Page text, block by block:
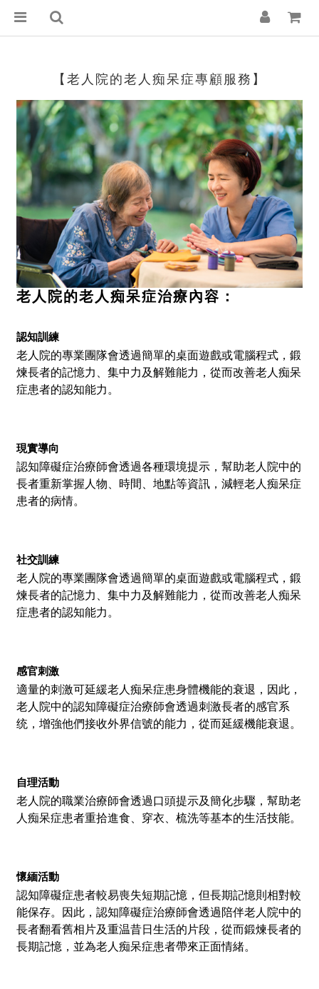
【老人院的老人痴呆症專顧服務】
老人院的老人痴呆症治療內容：
認知訓練
老人院的專業團隊會透過簡單的桌面遊戲或電腦程式，鍛
煉長者的記憶力、集中力及解難能力，從而改善老人痴呆
症患者的認知能力。
現實導向
認知障礙症治療師會透過各種環境提示，幫助老人院中的
長者重新掌握人物、時間、地點等資訊，減輕老人痴呆症
患者的病情。
社交訓練
老人院的專業團隊會透過簡單的桌面遊戲或電腦程式，鍛
煉長者的記憶力、集中力及解難能力，從而改善老人痴呆
症患者的認知能力。
感官刺激
適量的刺激可延緩老人痴呆症患身體機能的衰退，因此，
老人院中的認知障礙症治療師會透過刺激長者的感官系
统，增強他們接收外界信號的能力，從而延緩機能衰退。
自理活動
老人院的職業治療師會透過口頭提示及簡化步驟，幫助老
人痴呆症患者重拾進食、穿衣、梳洗等基本的生活技能。
懷緬活動
認知障礙症患者較易喪失短期記憶，但長期記憶則相對較
能保存。因此，認知障礙症治療師會透過陪伴老人院中的
長者翻看舊相片及重温昔日生活的片段，從而鍛煉長者的
長期記憶，並為老人痴呆症患者帶來正面情緒。